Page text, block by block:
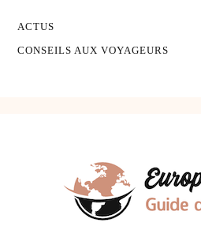
ACTUS
CONSEILS AUX VOYAGEURS